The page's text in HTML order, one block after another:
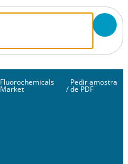
Fluorochemicals
Market /
Pedir amostra
de PDF